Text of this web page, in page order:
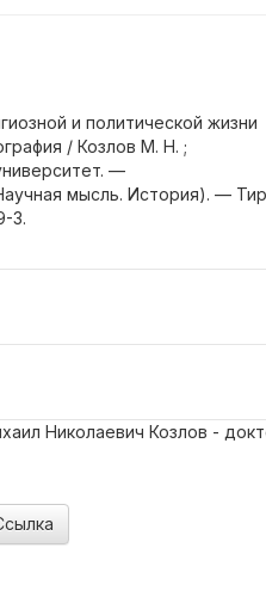
и политической жизни
/ Козлов М. Н. ;
—
мысль. История). —
3.
Николаевич Козлов -